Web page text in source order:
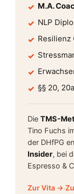
✓ M.A.
✓ NLP
✓ Resilienz
✓
✓
✓ §§ 20,
Die TMS-
Tino Fuchs
der DHfPG
Insider, bei
Espresso &
Zur Vita →·